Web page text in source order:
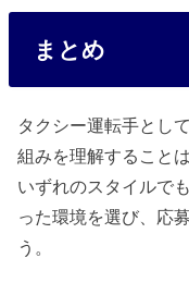
まとめ
タクシー運転手とし
組みを理解すること
いずれのスタイルで
った環境を選び、応
う。